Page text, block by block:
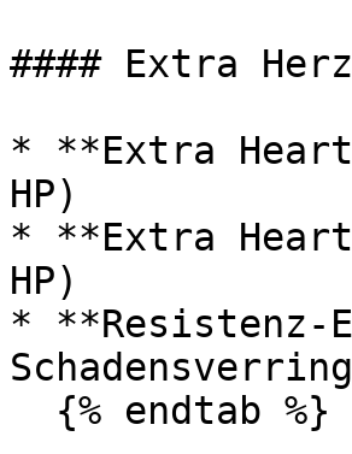
#### Extra
* **Extra
HP)
* **Extra
HP)
* **Resistenz-